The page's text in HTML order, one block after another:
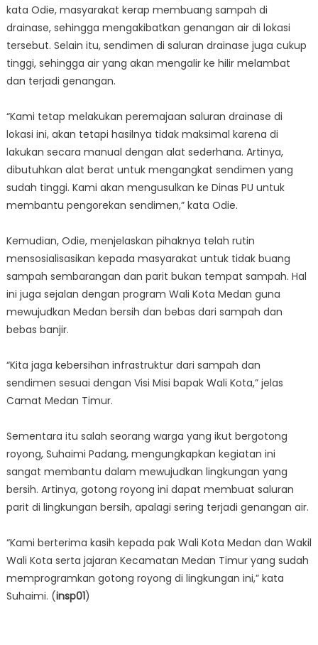
kata Odie, masyarakat kerap membuang sampah di
drainase, sehingga mengakibatkan genangan air di lokasi
tersebut. Selain itu, sendimen di saluran drainase juga cukup
tinggi, sehingga air yang akan mengalir ke hilir melambat
dan terjadi genangan.
“Kami tetap melakukan peremajaan saluran drainase di
lokasi ini, akan tetapi hasilnya tidak maksimal karena di
lakukan secara manual dengan alat sederhana. Artinya,
dibutuhkan alat berat untuk mengangkat sendimen yang
sudah tinggi. Kami akan mengusulkan ke Dinas PU untuk
membantu pengorekan sendimen,” kata Odie.
Kemudian, Odie, menjelaskan pihaknya telah rutin
mensosialisasikan kepada masyarakat untuk tidak buang
sampah sembarangan dan parit bukan tempat sampah. Hal
ini juga sejalan dengan program Wali Kota Medan guna
mewujudkan Medan bersih dan bebas dari sampah dan
bebas banjir.
“Kita jaga kebersihan infrastruktur dari sampah dan
sendimen sesuai dengan Visi Misi bapak Wali Kota,” jelas
Camat Medan Timur.
Sementara itu salah seorang warga yang ikut bergotong
royong, Suhaimi Padang, mengungkapkan kegiatan ini
sangat membantu dalam mewujudkan lingkungan yang
bersih. Artinya, gotong royong ini dapat membuat saluran
parit di lingkungan bersih, apalagi sering terjadi genangan air.
“Kami berterima kasih kepada pak Wali Kota Medan dan Wakil
Wali Kota serta jajaran Kecamatan Medan Timur yang sudah
memprogramkan gotong royong di lingkungan ini,” kata
Suhaimi. (insp01)